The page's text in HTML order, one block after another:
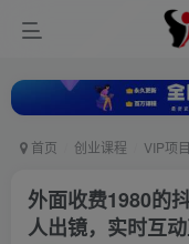
首页 创业课程 VIP项目
外面收费1980的
人出镜，实时互